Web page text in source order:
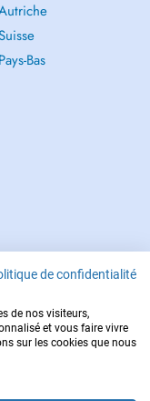
Pays-Bas
de confidentialité
de nos visiteurs,
et vous faire vivre
sur les cookies que nous